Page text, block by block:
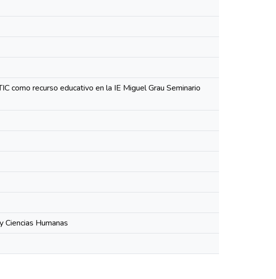
como recurso educativo en la IE Miguel Grau Seminario
Ciencias Humanas